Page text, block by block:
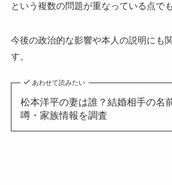
という複数の問題が重なっている点で
今後の政治的な影響や本人の説明にも
す。
あわせて読みたい
松本洋平の妻は誰？結婚相手の名
噂・家族情報を調査